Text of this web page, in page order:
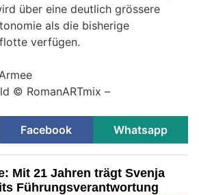
über eine deutlich grössere
als die bisherige
verfügen.
© RomanARTmix –
Facebook Whatsapp
Mit 21 Jahren trägt Svenja
Führungsverantwortung